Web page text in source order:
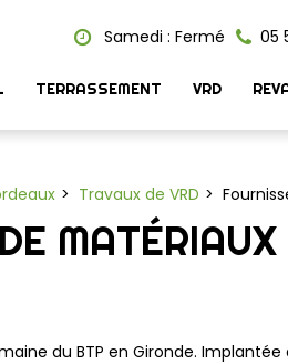
Samedi : Fermé 05
TERRASSEMENT VRD
Travaux de VRD
du BTP en Gironde.